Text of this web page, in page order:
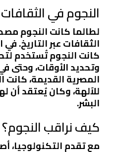
النجوم في
لطالما كانت النجوم
الثقافات عبر التاريخ.
كانت النجوم تُستخدم
وتحديد الأوقات، وحتى
المصرية القديمة، كانت
للآلهة، وكان يُعتقد أن
البشر.
كيف نراقب النجوم؟
مع تقدم التكنولوجيا،